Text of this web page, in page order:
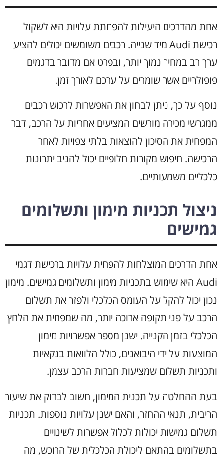
אחת מהדרכים היעילות להפחתת עלויות היא לשקול
רכישת Audi מיד שנייה. רכבים משומשים יכולים להציע
ערך רב במחיר נמוך יותר, ובפרט אם מדובר בדגמים
פופולריים אשר שומרים על ערכם לאורך זמן.
נוסף על כך, ניתן לבחון את האפשרות לרכוש רכבים
ממגרשי מכירה מורשים המציעים אחריות על הרכב, דבר
המפחית את הסיכון להוצאות בלתי צפויות לאחר
הרכישה. חיפוש מקורות חלופיים יכול להניב יתרונות
כלכליים משמעותיים.
ניצול תכניות מימון ותשלומים
גמישים
אחת הדרכים המוצלחות להפחית עלויות ברכישת דגמי
Audi היא שימוש בתכניות מימון ותשלומים גמישים. מימון
נכון יכול להקל על העומס הכלכלי ולפזר את תשלום
הרכב על פני תקופה ארוכה יותר, מה שמפחית את הלחץ
הכלכלי בזמן הקנייה. ישנן מספר אפשרויות מימון
המוצעות על ידי היבואנים, כולל הלוואות בנקאיות
ותכניות תשלום שמציעות חברות הרכב עצמן.
בעת ההחלטה על תכנית המימון, חשוב לבדוק את שיעור
הריבית, תנאי ההחזר, והאם ישנן עלויות נוספות. תכניות
תשלום גמישות יכולות לכלול אפשרות לשינויים
בתשלומים בהתאם ליכולת הכלכלית של הרוכש, מה